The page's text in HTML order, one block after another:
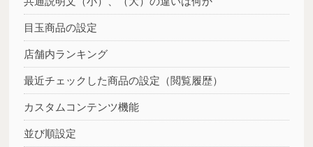
目玉商品の設定
店舗内ランキング
最近チェックした商品の設定（閲覧履歴）
カスタムコンテンツ機能
並び順設定